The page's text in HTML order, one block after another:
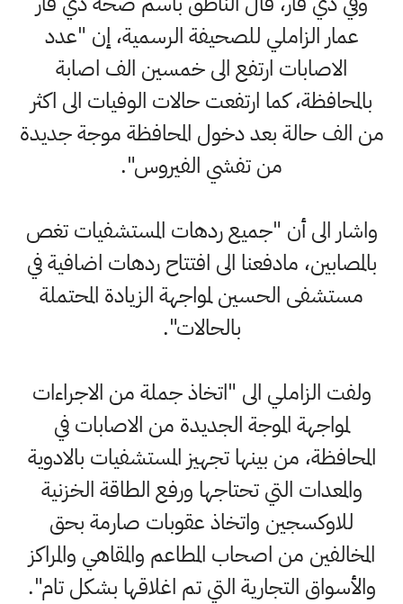
عمار الزاملي للصحيفة الرسمية، إن "عدد
الاصابات ارتفع الى خمسين الف اصابة
بالمحافظة، كما ارتفعت حالات الوفيات الى اكثر
من الف حالة بعد دخول المحافظة موجة جديدة
من تفشي الفيروس".
واشار الى أن "جميع ردهات المستشفيات تغص
بالمصابين، مادفعنا الى افتتاح ردهات اضافية في
مستشفى الحسين لمواجهة الزيادة المحتملة
بالحالات".
ولفت الزاملي الى "اتخاذ جملة من الاجراءات
لمواجهة الموجة الجديدة من الاصابات في
المحافظة، من بينها تجهيز المستشفيات بالادوية
والمعدات التي تحتاجها ورفع الطاقة الخزنية
للاوكسجين واتخاذ عقوبات صارمة بحق
المخالفين من اصحاب المطاعم والمقاهي والمراكز
والأسواق التجارية التي تم اغلاقها بشكل تام".